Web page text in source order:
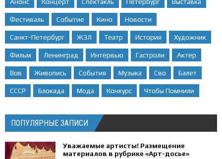
Фестиваль Событие Кино Новости
Санкт-Петербург ЖЗЛ Театр История Художник
Фильм Ленинград Интервью Гастроли Актер
Вов Живопись События Музыка Сво Балет
СССР Блокада Мода Конкурс Чтобы Помнили
ПОПУЛЯРНЫЕ ЗАПИСИ
Уважаемые артисты! Размещение
материалов в рубрике «Арт-досье»